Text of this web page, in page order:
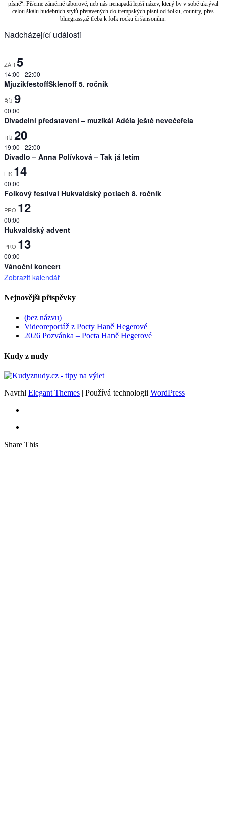
písně“. Píšeme záměrně táborové, neb nás nenapadá lepší název, který by v sobě ukrýval
celou škálu hudebních stylů přetavených do trempských písní od folku, country, přes
bluegrass,až třeba k folk rocku či šansonům.
Nadcházející události
ZÁŘ 5
14:00 -22:00
MjuzikfestoffSklenoff 5. ročník
ŘÍJ 9
00:00
Divadelní představení – muzikál Adéla ještě nevečeřela
ŘÍJ 20
19:00 -22:00
Divadlo – Anna Polívková – Tak já letím
LIS 14
00:00
Folkový festival Hukvaldský potlach 8. ročník
PRO 12
00:00
Hukvaldský advent
PRO 13
00:00
Vánoční koncert
Zobrazit kalendář
Nejnovější příspěvky
(bez názvu)
Videoreportáž z Pocty Haně Hegerové
2026 Pozvánka – Pocta Haně Hegerové
Kudy z nudy
Navrhl Elegant Themes | Používá technologii WordPress
Share This